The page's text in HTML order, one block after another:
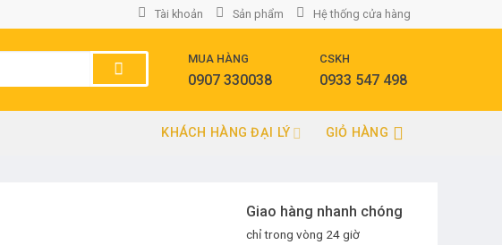
Tài khoản Sản phẩm Hệ thống cửa hàng
MUA HÀNG
0907 330038
CSKH
0933 547 498
KHÁCH HÀNG ĐẠI LÝ GIỎ HÀNG
Giao hàng nhanh chóng
chỉ trong vòng 24 giờ